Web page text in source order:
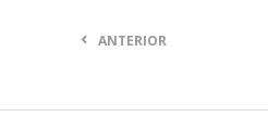
ANTERIOR